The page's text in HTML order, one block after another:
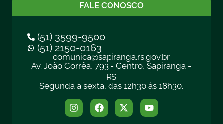
FALE CONOSCO
(51) 3599-9500
(51) 2150-0163
comunica@sapiranga.rs.gov.br
Av. João Corrêa, 793 - Centro, Sapiranga -
RS
Segunda a sexta, das 12h30 às 18h30.